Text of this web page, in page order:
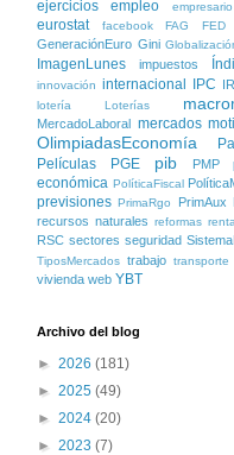
ejercicios
empleo empresario
eurostat
facebook FAG FED
GeneraciónEuro Gini
ImagenLunes impuestos
innovación internacional IPC
lotería
Loterías
MercadoLaboral mercados
OlimpiadasEconomía
Películas PGE pib PMP
económica PolíticaFiscal
previsiones PrimaRgo PrimAux
recursos naturales reformas renta
RSC sectores seguridad
TiposMercados trabajo transporte
vivienda web YBT
Archivo del blog
► 2026 (181)
► 2025 (49)
► 2024 (20)
► 2023 (7)